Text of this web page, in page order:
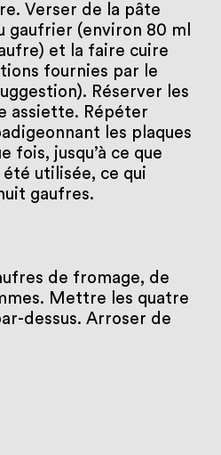
Verser de la pâte
gaufrier (environ 80 ml
et la faire cuire
fournies par le
Réserver les
assiette. Répéter
les plaques
fois, jusqu’à ce que
utilisée, ce qui
gaufres.
de fromage, de
Mettre les quatre
dessus. Arroser de